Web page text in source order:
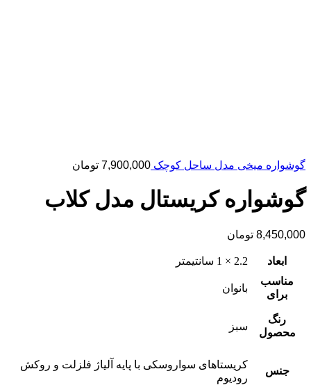
گوشواره میخی مدل ساحل کوچک 7,900,000 تومان
گوشواره کریستال مدل کلاب
8,450,000 تومان
ابعاد
2.2 × 1 سانتیمتر
مناسب
برای
بانوان
رنگ
محصول
سبز
جنس
کریستاهای سواروسکی با پایه آلیاژ فلزلت و روکش
رودیوم